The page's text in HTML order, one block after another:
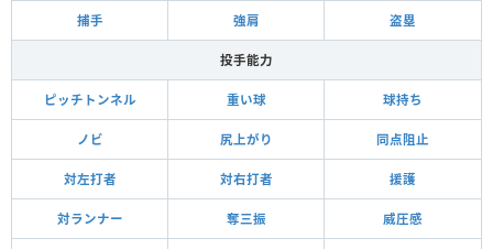
捕手 強肩 盗塁
投手能力
ピッチトンネル 重い球 球持ち
ノビ 尻上がり 同点阻止
対左打者 対右打者 援護
対ランナー 奪三振 威圧感